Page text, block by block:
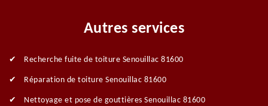
Autres services
Recherche fuite de toiture Senouillac 81600
Réparation de toiture Senouillac 81600
Nettoyage et pose de gouttières Senouillac 81600